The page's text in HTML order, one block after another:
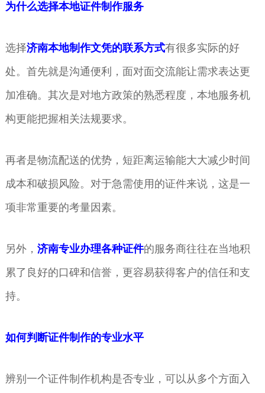
为什么选择本地证件制作服务
选择济南本地制作文凭的联系方式有很多实际的好
处。首先就是沟通便利，面对面交流能让需求表达更
加准确。其次是对地方政策的熟悉程度，本地服务机
构更能把握相关法规要求。
再者是物流配送的优势，短距离运输能大大减少时间
成本和破损风险。对于急需使用的证件来说，这是一
项非常重要的考量因素。
另外， 济南专业办理各种证件的服务商往往在当地积
累了良好的口碑和信誉，更容易获得客户的信任和支
持。
如何判断证件制作的专业水平
辨别一个证件制作机构是否专业，可以从多个方面入